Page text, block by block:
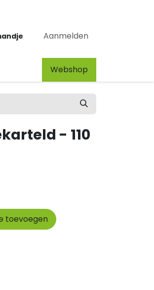
Aanmelden
Webshop​
- 110
toevoegen